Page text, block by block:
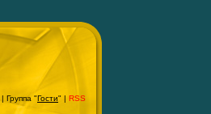
| Группа "Гости" | RSS